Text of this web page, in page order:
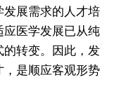
展需求的人才培
应医学发展已从纯
转变。因此，发
，是顺应客观形势